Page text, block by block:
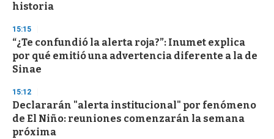
historia
15:15
“¿Te confundió la alerta roja?”: Inumet explica
por qué emitió una advertencia diferente a la de
Sinae
15:12
Declararán "alerta institucional" por fenómeno
de El Niño: reuniones comenzarán la semana
próxima